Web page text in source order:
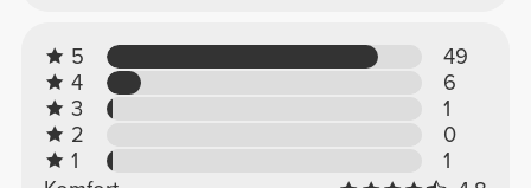
5
49
4
6
3
1
2
0
1
1